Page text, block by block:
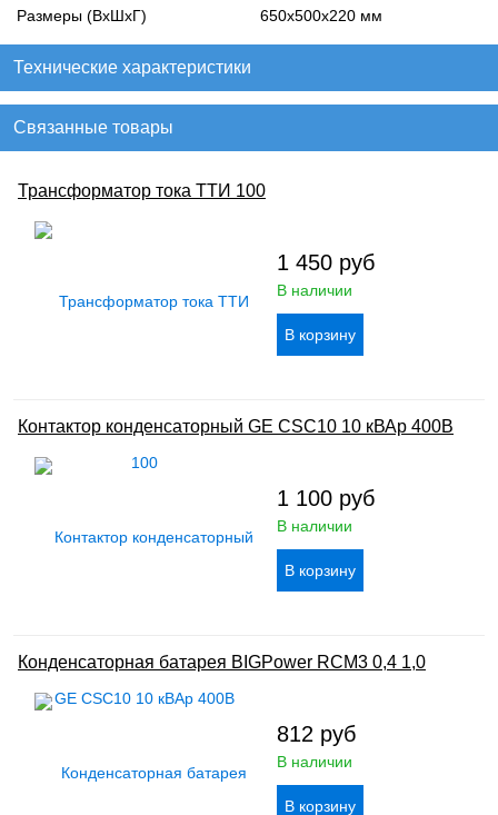
Размеры (ВхШхГ)
650х500х220 мм
Технические характеристики
Связанные товары
Трансформатор тока ТТИ 100
1 450 руб
В наличии
Контактор конденсаторный GE CSC10 10 кВАр 400В
1 100 руб
В наличии
Конденсаторная батарея BIGPower RCM3 0,4 1,0
812 руб
В наличии